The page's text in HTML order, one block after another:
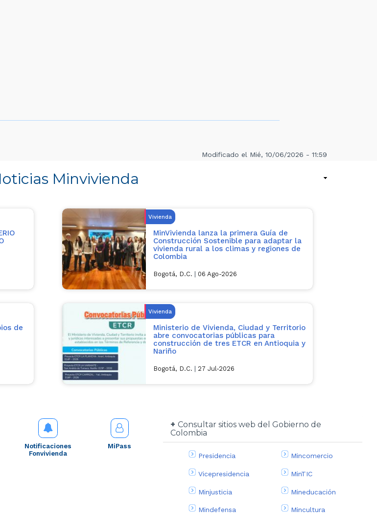
Modificado el Mié, 10/06/2026 - 11:59
Minvivienda
Vivienda
MinVivienda lanza la primera Guía de
Construcción Sostenible para adaptar la
vivienda rural a los climas y regiones de
Colombia
Bogotá, D.C. | 06 Ago-2026
de
Vivienda
Ministerio de Vivienda, Ciudad y Territorio
abre convocatorias públicas para
construcción de tres ETCR en Antioquia y
Nariño
Bogotá, D.C. | 27 Jul-2026
Notificaciones
Fonvivienda
MiPass
Consultar sitios web del Gobierno de
Colombia
Presidencia
Vicepresidencia
Minjusticia
Mindefensa
Mincomercio
MinTIC
Mineducación
Mincultura